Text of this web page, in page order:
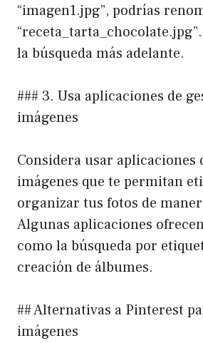
“imagen1.jpg”, podrías
la búsqueda más adelante.
### 3. Usa aplicaciones de
imágenes
Considera usar aplicaciones
imágenes que te permitan
organizar tus fotos de
Algunas aplicaciones
como la búsqueda por
creación de álbumes.
## Alternativas a Pinterest
imágenes